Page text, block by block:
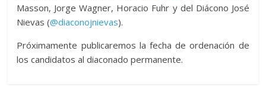
Masson, Jorge Wagner, Horacio Fuhr y del Diácono José
Nievas (@diaconojnievas).
Fatal error:Theme at
https://www.arquidiocesisbb.com.ar/wp-
Próximamente publicaremos la fecha de ordenación de
los candidatos al diaconado permanente.